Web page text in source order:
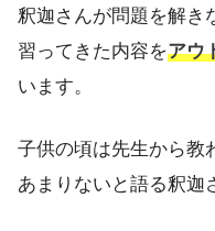
釈迦さんが問題を解き
習ってきた内容をアウ
います。
子供の頃は先生から教
あまりないと語る釈迦